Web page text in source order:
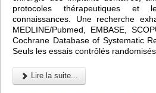
protocoles thérapeutiques
connaissances. Une recherche
MEDLINE/Pubmed, EMBASE,
Cochrane Database of Systematic
Seuls les essais contrôlés
Lire la suite...